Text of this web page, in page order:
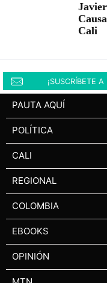
Cali
¡SUSCRÍBETE
PAUTA AQUÍ
POLÍTICA
CALI
REGIONAL
COLOMBIA
EBOOKS
OPINIÓN